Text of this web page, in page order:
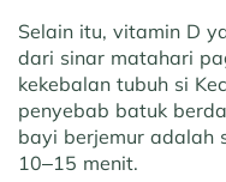
Selain itu, vitamin D
dari sinar matahari
kekebalan tubuh si
penyebab batuk
bayi berjemur adalah
10–15 menit.